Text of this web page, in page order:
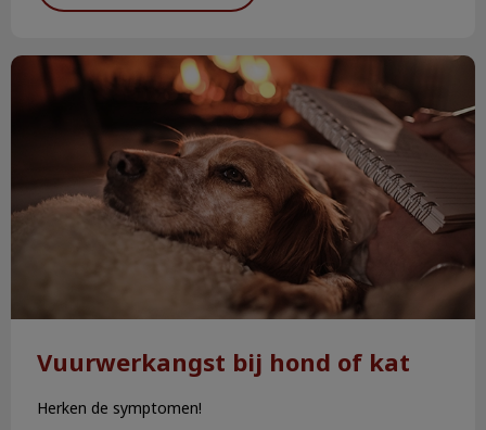
Vuurwerkangst bij hond of kat
Vuurwerkangst bij hond of kat
Herken de symptomen!